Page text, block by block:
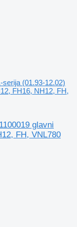
serija (01.93-12.02)
FH16, NH12, FH,
glavni
FH, VNL780